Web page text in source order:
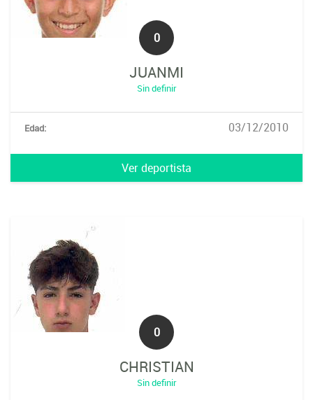
0
JUANMI
Sin definir
Edad: 03/12/2010
Ver deportista
0
CHRISTIAN
Sin definir